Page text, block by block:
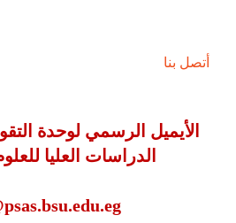
أتصل بنا
الأيميل الرسمي لوحدة
الدراسات العليا